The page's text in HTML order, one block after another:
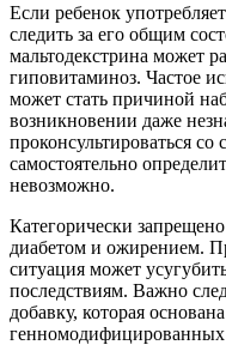
Если ребенок
следить за его общим
мальтодекстрина может
гиповитаминоз. Частое
может стать причиной
возникновении даже
проконсультироваться
самостоятельно
невозможно.
Категорически
диабетом и ожирением.
ситуация может
последствиям. Важно
добавку, которая